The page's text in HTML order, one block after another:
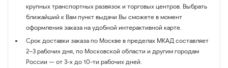
крупных транспортных развязок и торговых центров. Выбрать
ближайший к Вам пункт выдачи Вы сможете в момент
оформления заказа на удобной интерактивной карте.
Срок доставки заказа по Москве в пределах МКАД составляет
2–3 рабочих дня, по Московской области и другим городам
России — от 3-х до 10-ти рабочих дней.